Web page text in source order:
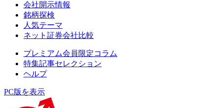
会社開示情報
銘柄探検
人気テーマ
ネット証券会社比較
プレミアム会員限定コラム
特集記事セレクション
ヘルプ
PC版を表示